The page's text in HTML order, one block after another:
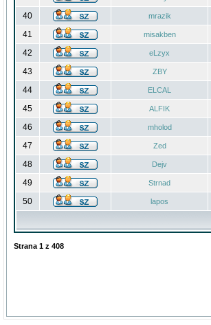
40 mrazik
41 misakben
42 eLzyx
43 ZBY
44 ELCAL
45 ALFIK
46 mholod
47 Zed
48 Dejv
49 Strnad
50 lapos
Strana 1 z 408